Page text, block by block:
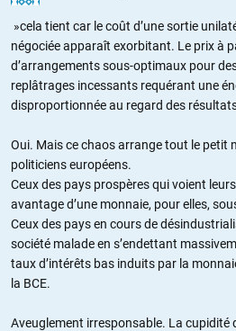
»cela tient car le coût d’une sortie
négociée apparaît exorbitant. Le prix à
d’arrangements sous-optimaux pour
replâtrages incessants requérant une
disproportionnée au regard des
Oui. Mais ce chaos arrange tout le petit
politiciens européens.
Ceux des pays prospères qui voient
avantage d’une monnaie, pour elles,
Ceux des pays en cours de
société malade en s’endettant
taux d’intérêts bas induits par la
la BCE.
Aveuglement irresponsable. La cupidité